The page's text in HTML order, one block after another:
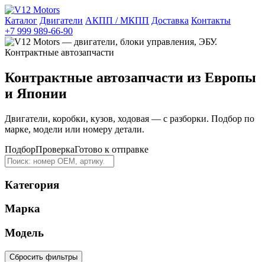
Каталог Двигатели АКПП / МКПП Доставка Контакты
+7 999 989-66-90
Контрактные автозапчасти из Европы
и Японии
Двигатели, коробки, кузов, ходовая — с разборки. Подбор по
марке, модели или номеру детали.
ПодборПроверкаГотово к отправке
Категория
Марка
Модель
Сбросить фильтры